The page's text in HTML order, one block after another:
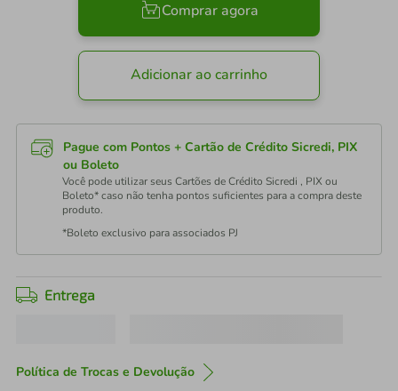
Comprar agora
Adicionar ao carrinho
Pague com Pontos + Cartão de Crédito Sicredi, PIX
ou Boleto
Você pode utilizar seus Cartões de Crédito Sicredi , PIX ou
Boleto* caso não tenha pontos suficientes para a compra deste
produto.
*Boleto exclusivo para associados PJ
Entrega
Política de Trocas e Devolução